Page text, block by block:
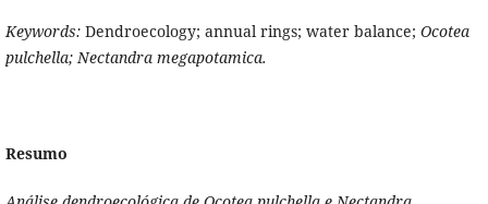
Keywords:Dendroecology; annual rings; water balance; Ocotea
pulchella; Nectandra megapotamica.
Resumo